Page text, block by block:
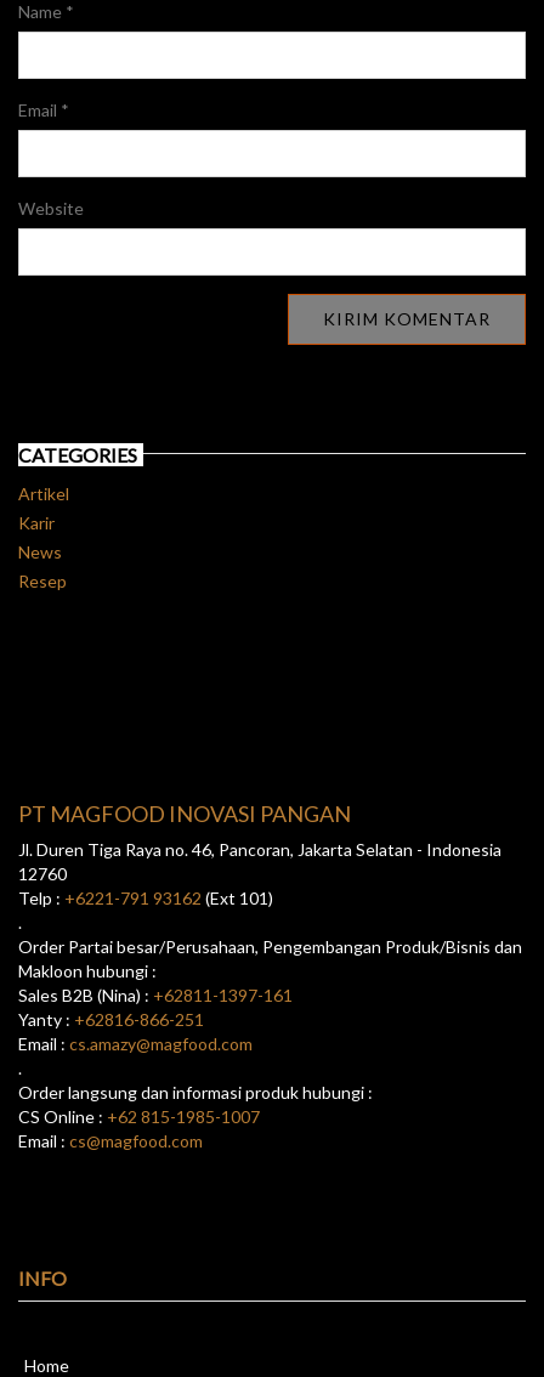
Name *
Email *
Website
CATEGORIES
Artikel
Karir
News
Resep
PT MAGFOOD INOVASI PANGAN
Jl. Duren Tiga Raya no. 46, Pancoran, Jakarta Selatan - Indonesia
12760
Telp : +6221-791 93162 (Ext 101)
.
Order Partai besar/Perusahaan, Pengembangan Produk/Bisnis dan
Makloon hubungi :
Sales B2B (Nina) : +62811-1397-161
Yanty : +62816-866-251
Email : cs.amazy@magfood.com
.
Order langsung dan informasi produk hubungi :
CS Online : +62 815-1985-1007
Email : cs@magfood.com
INFO
Home